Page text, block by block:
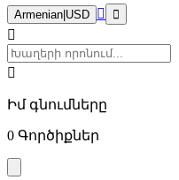
Armenian USD
Իմ գնումները
0 Գործիքներ